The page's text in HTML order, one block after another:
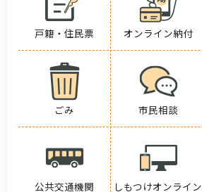
戸籍・住民票 オンライン納付
ごみ 市民相談
公共交通機関
しもつけオンライン